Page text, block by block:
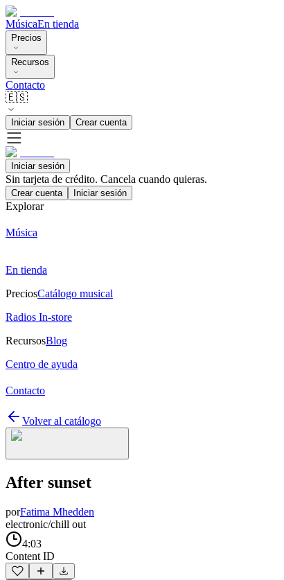
MúsicaEn tienda
Precios
Recursos
Contacto
🇪🇸
Iniciar sesión Crear cuenta
Iniciar sesión
Sin tarjeta de crédito. Cancela cuando quieras.
Crear cuenta Iniciar sesión
Explorar
Música
En tienda
PreciosCatálogo musical
Radios In-store
RecursosBlog
Centro de ayuda
Contacto
Volver al catálogo
After sunset
porFatima Mhedden
electronic/chill out
4:03
Content ID